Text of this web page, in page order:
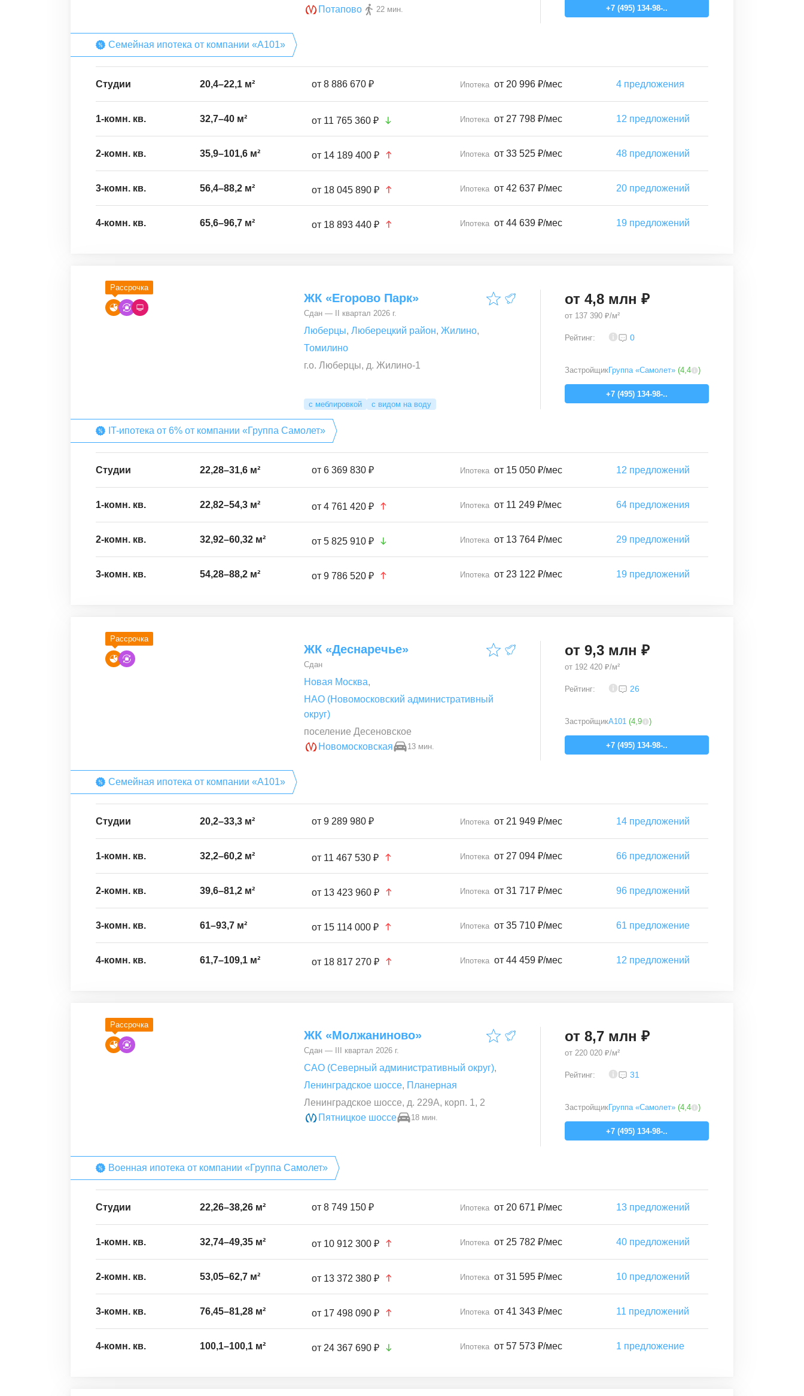
Потапово
22 мин. +7 (495) 134-98-..
Семейная ипотека от компании «А101»
Студии 20,4–22,1 м² от 8 886 670 ₽ Ипотека от 20 996 ₽/мес 4 предложения
1-комн. кв. 32,7–40 м² от 11 765 360 ₽ Ипотека от 27 798 ₽/мес 12 предложений
2-комн. кв. 35,9–101,6 м² от 14 189 400 ₽ Ипотека от 33 525 ₽/мес 48 предложений
3-комн. кв. 56,4–88,2 м² от 18 045 890 ₽ Ипотека от 42 637 ₽/мес 20 предложений
4-комн. кв. 65,6–96,7 м² от 18 893 440 ₽ Ипотека от 44 639 ₽/мес 19 предложений
Рассрочка
ЖК «Егорово Парк»
Сдан — II квартал 2026 г.
Люберцы, Люберецкий район, Жилино,
Томилино
г.о. Люберцы, д. Жилино-1
с меблировкой с видом на воду
от 4,8 млн ₽
от 137 390 ₽/м²
Рейтинг: 0
ЗастройщикГруппа «Самолет» (4,4 )
+7 (495) 134-98-..
IT-ипотека от 6% от компании «Группа Самолет»
Студии 22,28–31,6 м² от 6 369 830 ₽ Ипотека от 15 050 ₽/мес 12 предложений
1-комн. кв. 22,82–54,3 м² от 4 761 420 ₽ Ипотека от 11 249 ₽/мес 64 предложения
2-комн. кв. 32,92–60,32 м² от 5 825 910 ₽ Ипотека от 13 764 ₽/мес 29 предложений
3-комн. кв. 54,28–88,2 м² от 9 786 520 ₽ Ипотека от 23 122 ₽/мес 19 предложений
Рассрочка
ЖК «Деснаречье»
Сдан
Новая Москва,
НАО (Новомосковский административный
округ)
поселение Десеновское
Новомосковская
13 мин.
от 9,3 млн ₽
от 192 420 ₽/м²
Рейтинг: 26
ЗастройщикА101 (4,9 )
+7 (495) 134-98-..
Семейная ипотека от компании «А101»
Студии 20,2–33,3 м² от 9 289 980 ₽ Ипотека от 21 949 ₽/мес 14 предложений
1-комн. кв. 32,2–60,2 м² от 11 467 530 ₽ Ипотека от 27 094 ₽/мес 66 предложений
2-комн. кв. 39,6–81,2 м² от 13 423 960 ₽ Ипотека от 31 717 ₽/мес 96 предложений
3-комн. кв. 61–93,7 м² от 15 114 000 ₽ Ипотека от 35 710 ₽/мес 61 предложение
4-комн. кв. 61,7–109,1 м² от 18 817 270 ₽ Ипотека от 44 459 ₽/мес 12 предложений
Рассрочка
ЖК «Молжаниново»
Сдан — III квартал 2026 г.
САО (Северный административный округ),
Ленинградское шоссе, Планерная
Ленинградское шоссе, д. 229А, корп. 1, 2
Пятницкое шоссе
18 мин.
от 8,7 млн ₽
от 220 020 ₽/м²
Рейтинг: 31
ЗастройщикГруппа «Самолет» (4,4 )
+7 (495) 134-98-..
Военная ипотека от компании «Группа Самолет»
Студии 22,26–38,26 м² от 8 749 150 ₽ Ипотека от 20 671 ₽/мес 13 предложений
1-комн. кв. 32,74–49,35 м² от 10 912 300 ₽ Ипотека от 25 782 ₽/мес 40 предложений
2-комн. кв. 53,05–62,7 м² от 13 372 380 ₽ Ипотека от 31 595 ₽/мес 10 предложений
3-комн. кв. 76,45–81,28 м² от 17 498 090 ₽ Ипотека от 41 343 ₽/мес 11 предложений
4-комн. кв. 100,1–100,1 м² от 24 367 690 ₽ Ипотека от 57 573 ₽/мес 1 предложение